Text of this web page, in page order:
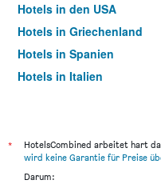
Hotels in den USA
Hotels in Griechenland
Hotels in Spanien
Hotels in Italien
*
HotelsCombined arbeitet hart
wird keine Garantie für Preise
Darum: